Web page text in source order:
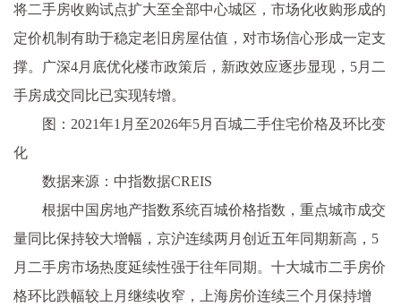
将二手房收购试点扩大至全部中心城区，市场化收购形成的
定价机制有助于稳定老旧房屋估值，对市场信心形成一定支
撑。广深4月底优化楼市政策后，新政效应逐步显现，5月二
手房成交同比已实现转增。
图：2021年1月至2026年5月百城二手住宅价格及环比变
化
数据来源：中指数据CREIS
根据中国房地产指数系统百城价格指数，重点城市成交
量同比保持较大增幅，京沪连续两月创近五年同期新高，5
月二手房市场热度延续性强于往年同期。十大城市二手房价
格环比跌幅较上月继续收窄，上海房价连续三个月保持增